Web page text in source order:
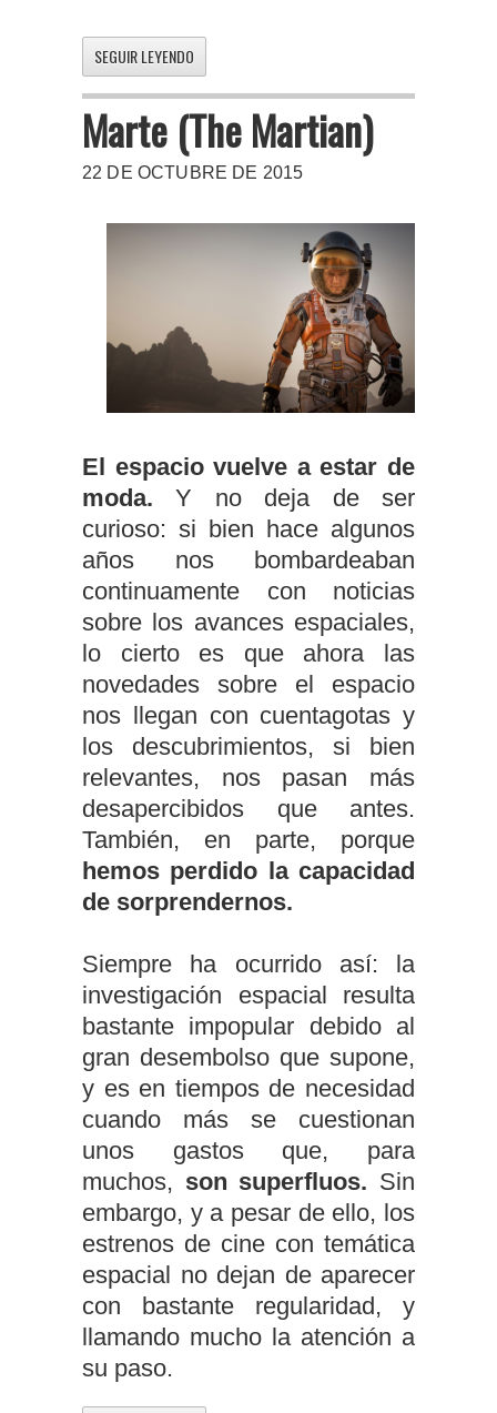
SEGUIR LEYENDO
Marte (The Martian)
22 DE OCTUBRE DE 2015
El espacio vuelve a estar de
moda. Y no deja de ser
curioso: si bien hace algunos
años nos bombardeaban
continuamente con noticias
sobre los avances espaciales,
lo cierto es que ahora las
novedades sobre el espacio
nos llegan con cuentagotas y
los descubrimientos, si bien
relevantes, nos pasan más
desapercibidos que antes.
También, en parte, porque
hemos perdido la capacidad
de sorprendernos.
Siempre ha ocurrido así: la
investigación espacial resulta
bastante impopular debido al
gran desembolso que supone,
y es en tiempos de necesidad
cuando más se cuestionan
unos gastos que, para
muchos, son superfluos. Sin
embargo, y a pesar de ello, los
estrenos de cine con temática
espacial no dejan de aparecer
con bastante regularidad, y
llamando mucho la atención a
su paso.